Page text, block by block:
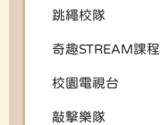
跳繩校隊
奇趣STREAM課程
校園電視台
敲擊樂隊